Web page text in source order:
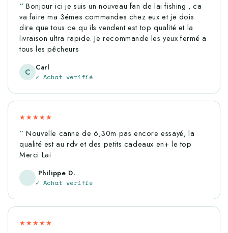
Bonjour ici je suis un nouveau fan de lai fishing , ca
va faire ma 3émes commandes chez eux et je dois
dire que tous ce qu ils vendent est top qualité et la
livraison ultra rapide. Je recommande les yeux fermé a
tous les pêcheurs
C Carl
✓ Achat vérifié
★★★★★
Nouvelle canne de 6,30m pas encore essayé, la
qualité est au rdv et des petits cadeaux en+ le top
Merci Lai
Philippe D.
✓ Achat vérifié
★★★★★